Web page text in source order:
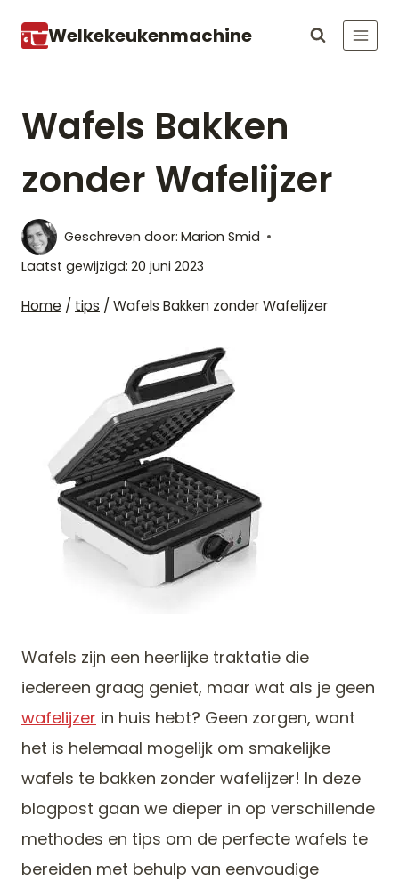
naar Welkekeukenmachine
Wafels Bakken
zonder Wafelijzer
Geschreven door: Marion Smid
Laatst gewijzigd: 20 juni 2023
Home / tips / Wafels Bakken zonder Wafelijzer
Wafels zijn een heerlijke traktatie die
iedereen graag geniet, maar wat als je geen
wafelijzer in huis hebt? Geen zorgen, want
het is helemaal mogelijk om smakelijke
wafels te bakken zonder wafelijzer! In deze
blogpost gaan we dieper in op verschillende
methodes en tips om de perfecte wafels te
bereiden met behulp van eenvoudige